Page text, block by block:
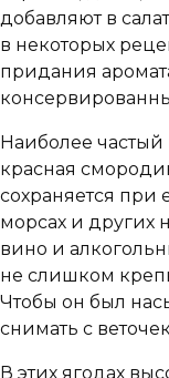
добавляют в
в некоторых
придания
Наиболее частый
красная
сохраняется при
морсах и других
вино и
не слишком
Чтобы он был
снимать с
В этих ягодах